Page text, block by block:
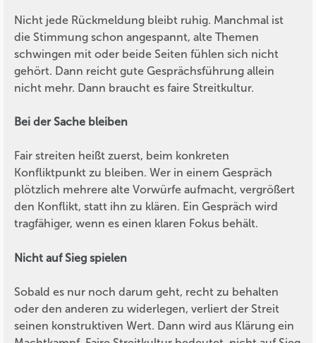
Nicht jede Rückmeldung bleibt ruhig. Manchmal ist
die Stimmung schon angespannt, alte Themen
schwingen mit oder beide Seiten fühlen sich nicht
gehört. Dann reicht gute Gesprächsführung allein
nicht mehr. Dann braucht es faire Streitkultur.
Bei der Sache bleiben
Fair streiten heißt zuerst, beim konkreten
Konfliktpunkt zu bleiben. Wer in einem Gespräch
plötzlich mehrere alte Vorwürfe aufmacht, vergrößert
den Konflikt, statt ihn zu klären. Ein Gespräch wird
tragfähiger, wenn es einen klaren Fokus behält.
Nicht auf Sieg spielen
Sobald es nur noch darum geht, recht zu behalten
oder den anderen zu widerlegen, verliert der Streit
seinen konstruktiven Wert. Dann wird aus Klärung ein